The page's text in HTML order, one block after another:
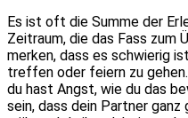
Es ist oft die Summe der
Zeitraum, die das Fass zum
merken, dass es schwierig
treffen oder feiern zu
du hast Angst, wie du das
sein, dass dein Partner